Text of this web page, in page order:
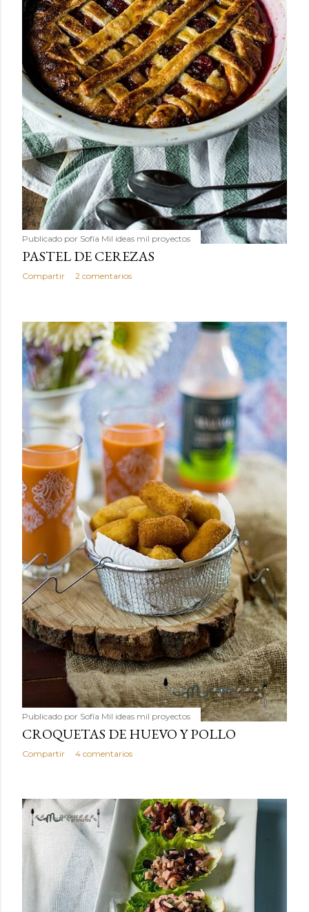
Publicado por Sofía Mil ideas mil proyectos
PASTEL DE CEREZAS
Compartir 2 comentarios
Publicado por Sofía Mil ideas mil proyectos
CROQUETAS DE HUEVO Y POLLO
Compartir 4 comentarios